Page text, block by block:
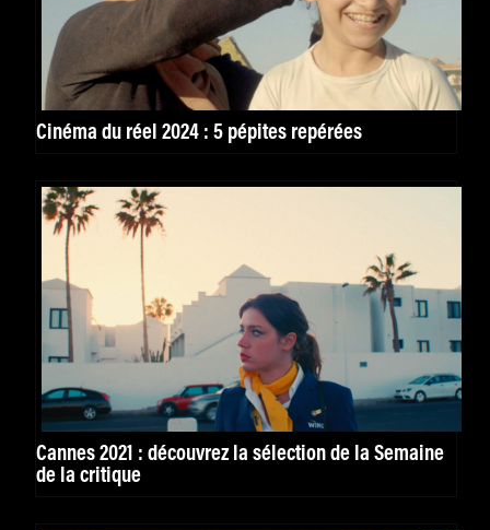
Cinéma du réel 2024 : 5 pépites repérées
Cannes 2021 : découvrez la sélection de la Semaine
de la critique